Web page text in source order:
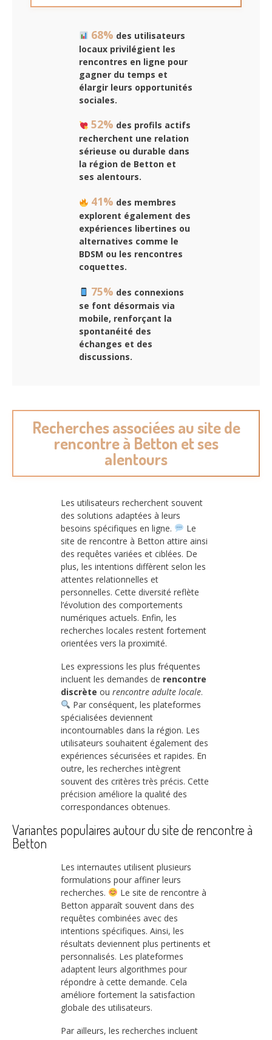
68% des utilisateurs
locaux privilégient les
rencontres en ligne pour
gagner du temps et
élargir leurs opportunités
sociales.
52% des profils actifs
recherchent une relation
sérieuse ou durable dans
la région de Betton et
ses alentours.
41% des membres
explorent également des
expériences libertines ou
alternatives comme le
BDSM ou les rencontres
coquettes.
75% des connexions
se font désormais via
mobile, renforçant la
spontanéité des
échanges et des
discussions.
Recherches associées au site de
rencontre à Betton et ses
alentours
Les utilisateurs recherchent souvent
des solutions adaptées à leurs
besoins spécifiques en ligne.
Le
site de rencontre à Betton attire ainsi
des requêtes variées et ciblées. De
plus, les intentions diffèrent selon les
attentes relationnelles et
personnelles. Cette diversité reflète
l’évolution des comportements
numériques actuels. Enfin, les
recherches locales restent fortement
orientées vers la proximité.
Les expressions les plus fréquentes
incluent les demandes de rencontre
discrète ou rencontre adulte locale.
Par conséquent, les plateformes
spécialisées deviennent
incontournables dans la région. Les
utilisateurs souhaitent également des
expériences sécurisées et rapides. En
outre, les recherches intègrent
souvent des critères très précis. Cette
précision améliore la qualité des
correspondances obtenues.
Variantes populaires autour du site de rencontre à
Betton
Les internautes utilisent plusieurs
formulations pour affiner leurs
recherches.
Le site de rencontre à
Betton apparaît souvent dans des
requêtes combinées avec des
intentions spécifiques. Ainsi, les
résultats deviennent plus pertinents et
personnalisés. Les plateformes
adaptent leurs algorithmes pour
répondre à cette demande. Cela
améliore fortement la satisfaction
globale des utilisateurs.
Par ailleurs, les recherches incluent